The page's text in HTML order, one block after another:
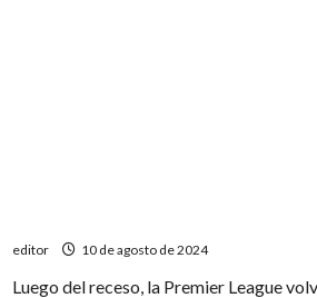
editor 10 de agosto de 2024
Luego del receso, la Premier League